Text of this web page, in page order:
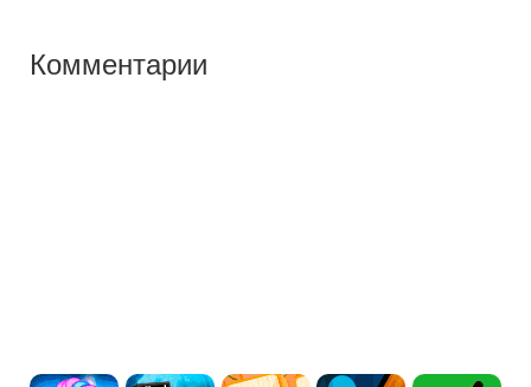
Комментарии